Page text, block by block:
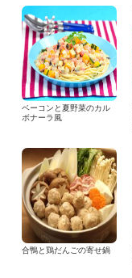
ベーコンと夏野菜のカル
ボナーラ風
合鴨と鶏だんごの寄せ鍋